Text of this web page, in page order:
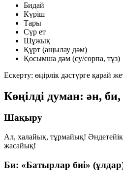
Бидай
Күріш
Тары
Сүр ет
Шұжық
Құрт (ащылау дәм)
Қосымша дәм (су/сорпа, тұз)
Ескерту: өңірлік дәстүрге қарай
Көңілді думан: ән,
Шақыру
Ал, халайық, тұрмайық!
жасайық!
Би: «Батырлар биі»